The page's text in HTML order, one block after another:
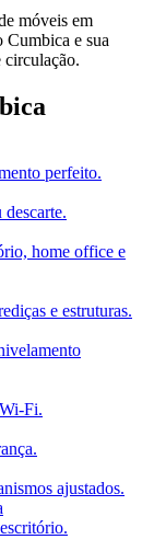
móveis em
Cumbica e sua
circulação.
perfeito.
home office e
e estruturas.
Fi.
ajustados.